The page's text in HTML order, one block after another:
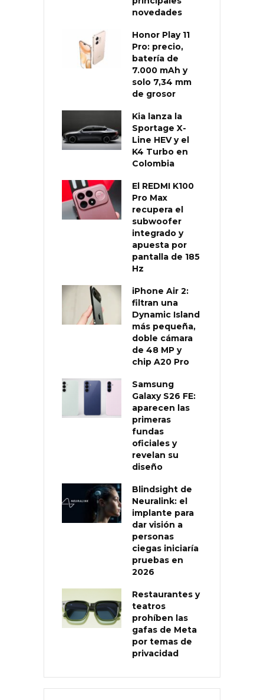
novedades
Honor Play 11
Pro: precio,
batería de
7.000 mAh y
solo 7,34 mm
de grosor
Kia lanza la
Sportage X-
Line HEV y el
K4 Turbo en
Colombia
El REDMI K100
Pro Max
recupera el
subwoofer
integrado y
apuesta por
pantalla de 185
Hz
iPhone Air 2:
filtran una
Dynamic Island
más pequeña,
doble cámara
de 48 MP y
chip A20 Pro
Samsung
Galaxy S26 FE:
aparecen las
primeras
fundas
oficiales y
revelan su
diseño
Blindsight de
Neuralink: el
implante para
dar visión a
personas
ciegas iniciaría
pruebas en
2026
Restaurantes y
teatros
prohíben las
gafas de Meta
por temas de
privacidad